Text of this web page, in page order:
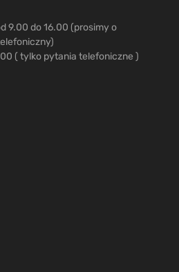
9.00 do 16.00 (prosimy o
( tylko pytania telefoniczne )